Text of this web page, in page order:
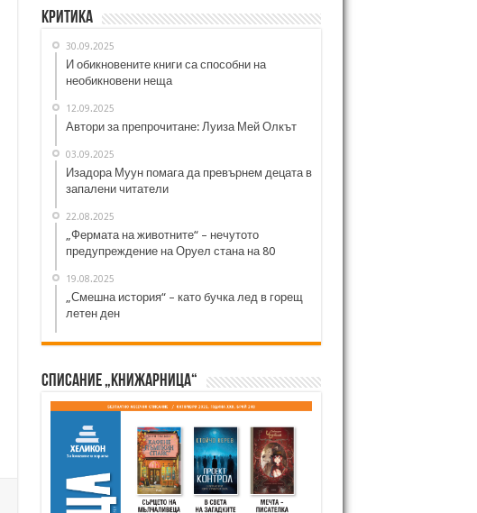
Критика
30.09.2025
И обикновените книги са способни на
необикновени неща
12.09.2025
Автори за препрочитане: Луиза Мей Олкът
03.09.2025
Изадора Муун помага да превърнем децата в
запалени читатели
22.08.2025
„Фермата на животните“ – нечутото
предупреждение на Оруел стана на 80
19.08.2025
„Смешна история“ – като бучка лед в горещ
летен ден
Списание „Книжарница“